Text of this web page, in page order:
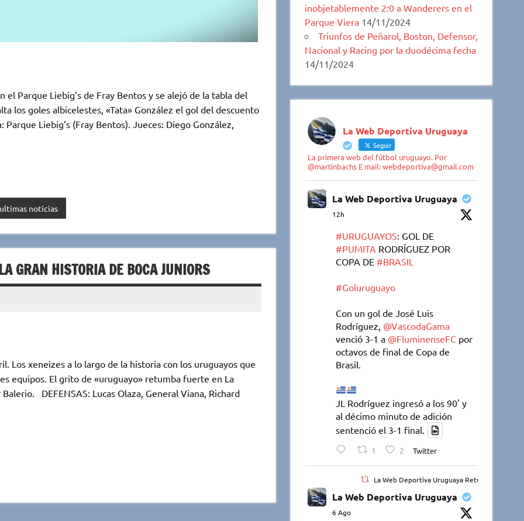
Parque Liebig’s de Fray Bentos y se alejó de la tabla del
los goles albicelestes, «Tata» González el gol del descuento
Liebig’s (Fray Bentos). Jueces: Diego González,
ultimas noticias
GRAN HISTORIA DE BOCA JUNIORS
Los xeneizes a lo largo de la historia con los uruguayos que
equipos. El grito de «uruguayo» retumba fuerte en La
DEFENSAS: Lucas Olaza, General Viana, Richard
inobjetablemente 2:0 a Wanderers en el
Parque Viera 14/11/2024
Triunfos de Peñarol, Boston, Defensor,
Nacional y Racing por la duodécima fecha
14/11/2024
La Web Deportiva Uruguaya
Seguir
La primera web del fútbol uruguayo. Por
@martinbachs E mail: webdeportiva@gmail.com
La Web Deportiva Uruguaya
12h
#URUGUAYOS: GOL DE
#PUMITA RODRÍGUEZ POR
COPA DE#BRASIL
#Goluruguayo
Con un gol de José Luis
Rodríguez, @VascodaGama
venció 3-1 a @FluminenseFC por
octavos de final de Copa de
Brasil.
JL Rodríguez ingresó a los 90' y
al décimo minuto de adición
sentenció el 3-1 final.
1 2 Twitter
La Web Deportiva Uruguaya Retuiteado
La Web Deportiva Uruguaya
6 Ago